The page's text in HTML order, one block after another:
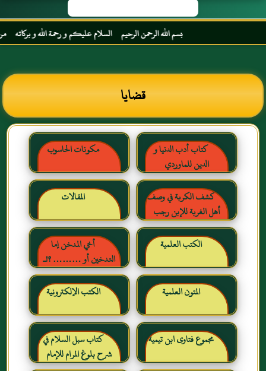
بسم الله الرحمن الرحيم السلام عليكم و رحمة الله و بركاته مرحبا بك
قضايا
كتاب أدب الدنيا و
الدين للماوردي
مكونات الحاسوب
كشف الكربة في وصف
أهل الغربة للإبن رجب
الحنبلي رحمه الله
المقالات
الكتب العلمية
أخي المدخن إما
التدخين أو ……… ؟!ـ
حقائق وأرقام ناطقة ، لكن
لا يسمعها المدخنون حرره
خالد بن عبد الرحمن بن حمد
الشايع
المتون العلمية الكتب الإلكترونية
مجموع فتاوى ابن تيمية
كتاب سبل السلام في
شرح بلوغ المرام للإمام